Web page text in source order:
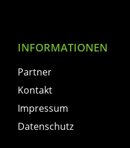
INFORMATIONEN
Partner
Kontakt
Impressum
Datenschutz